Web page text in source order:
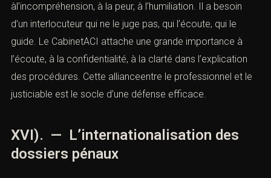
àl’incompréhension, à la peur, à l’humiliation. Il a besoin
d’un interlocuteur qui ne le juge pas, qui l’écoute, qui le
guide. Le CabinetACI attache une grande importance à
l’écoute, à la confidentialité, à la clarté dans l’explication
des procédures. Cette allianceentre le professionnel et le
justiciable est le socle d’une défense efficace.
XVI). — L’internationalisation des
dossiers pénaux